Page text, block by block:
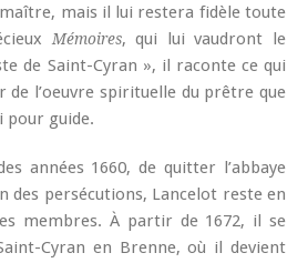
mais il lui restera fidèle toute
Mémoires, qui lui vaudront le
de Saint-Cyran », il raconte ce qui
de l’oeuvre spirituelle du prêtre que
pour guide.
années 1660, de quitter l’abbaye
des persécutions, Lancelot reste en
membres. À partir de 1672, il se
Cyran en Brenne, où il devient